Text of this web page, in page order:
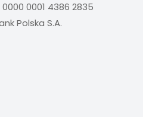
0001 4386 2835
Polska S.A.